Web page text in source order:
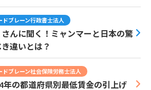
ドブレーン行政書士法人
さんに聞く！ミャンマーと日本の驚
き違いとは？
ドブレーン社会保険労務士法人
年の都道府県別最低賃金の引上げ